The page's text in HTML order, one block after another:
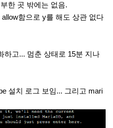
한 곳 밖에는 없음.
함으로 y를 해도 상관 없다
하고... 멈춘 상태로 15분 지나
설치 로그 보임... 그리고 mari